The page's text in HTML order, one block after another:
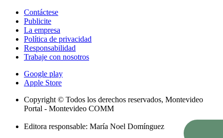
Contáctese
Publicite
La empresa
Política de privacidad
Responsabilidad
Trabaje con nosotros
Google play
Apple Store
Copyright © Todos los derechos reservados, Montevideo
Portal - Montevideo COMM
Editora responsable: María Noel Domínguez